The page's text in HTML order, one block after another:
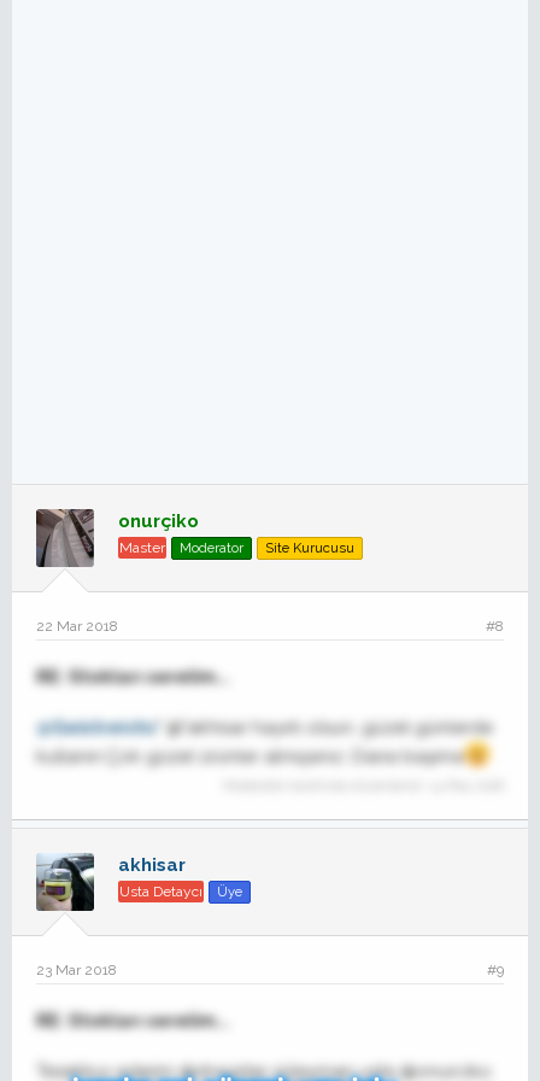
onurçiko
Master Moderator Site Kurucusu
22 Mar 2018 #8
RE: Stokları serelim...
@Geistreichz
" @"akhisar hayırlı olsun, güzel günlerde
kullanın.Çok güzel ürünler almışsınız .Darısı başıma
akhisar
Usta Detaycı Üye
23 Mar 2018 #9
RE: Stokları serelim...
Tesekkur ederim @dragstar süleyman usta @onurciko